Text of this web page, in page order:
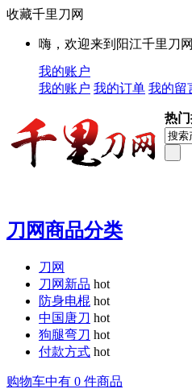
收藏千里刀网
嗨，欢迎来到阳江千里刀
我的账户
我的账户 我的订单 我的留
热
刀网商品分类
刀网
刀网新品 hot
防身电棍 hot
中国唐刀 hot
狗腿弯刀 hot
付款方式 hot
购物车中有 0 件商品